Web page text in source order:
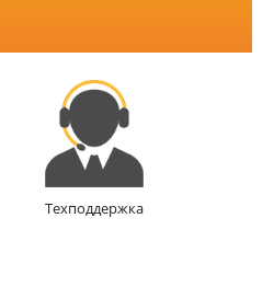
Техподдержка